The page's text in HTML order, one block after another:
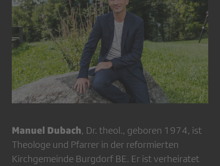
Manuel Dubach, Dr. theol., geboren 1974, ist
Theologe und Pfarrer in der reformierten
Kirchgemeinde Burgdorf BE. Er ist verheiratet